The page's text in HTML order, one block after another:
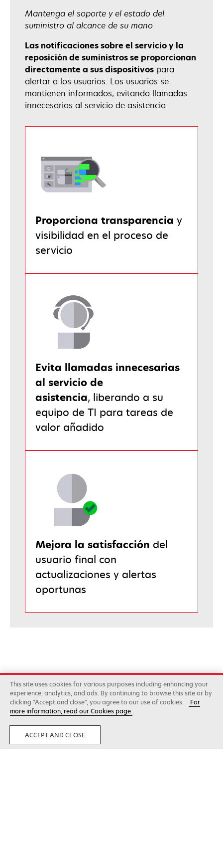
Mantenga el soporte y el estado del
suministro al alcance de su mano
Las notificaciones sobre el servicio y la
reposición de suministros se proporcionan
directamente a sus dispositivos para
alertar a los usuarios. Los usuarios se
mantienen informados, evitando llamadas
innecesarias al servicio de asistencia.
Proporciona transparencia y
visibilidad en el proceso de
servicio
Evita llamadas innecesarias
al servicio de
asistencia, liberando a su
equipo de TI para tareas de
valor añadido
Mejora la satisfacción del
usuario final con
actualizaciones y alertas
oportunas
El soporte predictivo MPS de Lexmark
puede dar como resultado un soporte de
dispositivos consistente y económico que se
destaca de la competencia.
This site uses cookies for various purposes including enhancing your
experience, analytics, and ads. By continuing to browse this site or by
clicking "Accept and close", you agree to our use of cookies.
For
more information, read our Cookies page.
ACCEPT AND CLOSE